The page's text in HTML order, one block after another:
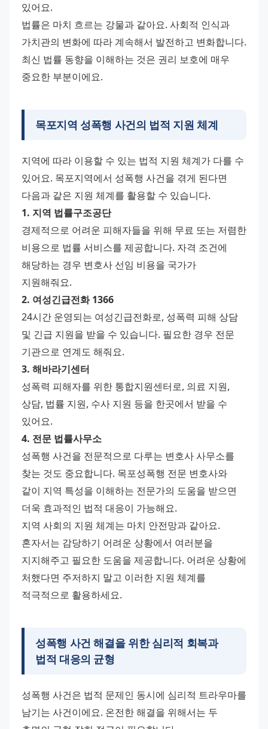
있어요.
법률은 마치 흐르는 강물과 같아요. 사회적 인식과
가치관의 변화에 따라 계속해서 발전하고 변화합니다.
최신 법률 동향을 이해하는 것은 권리 보호에 매우
중요한 부분이에요.
목포지역성폭행 사건의 법적 지원 체계
지역에 따라 이용할 수 있는 법적 지원 체계가 다를 수
있어요. 목포지역에서 성폭행 사건을 겪게 된다면
다음과 같은 지원 체계를 활용할 수 있습니다.
1. 지역 법률구조공단
경제적으로 어려운 피해자들을 위해 무료 또는 저렴한
비용으로 법률 서비스를 제공합니다. 자격 조건에
해당하는 경우 변호사 선임 비용을 국가가
지원해줘요.
2. 여성긴급전화 1366
24시간 운영되는 여성긴급전화로, 성폭력 피해 상담
및 긴급 지원을 받을 수 있습니다. 필요한 경우 전문
기관으로 연계도 해줘요.
3. 해바라기센터
성폭력 피해자를 위한 통합지원센터로, 의료 지원,
상담, 법률 지원, 수사 지원 등을 한곳에서 받을 수
있어요.
4. 전문 법률사무소
성폭행 사건을 전문적으로 다루는 변호사 사무소를
찾는 것도 중요합니다. 목포성폭행 전문 변호사와
같이 지역 특성을 이해하는 전문가의 도움을 받으면
더욱 효과적인 법적 대응이 가능해요.
지역 사회의 지원 체계는 마치 안전망과 같아요.
혼자서는 감당하기 어려운 상황에서 여러분을
지지해주고 필요한 도움을 제공합니다. 어려운 상황에
처했다면 주저하지 말고 이러한 지원 체계를
적극적으로 활용하세요.
성폭행 사건 해결을 위한심리적 회복과
법적 대응의 균형
성폭행 사건은 법적 문제인 동시에 심리적 트라우마를
남기는 사건이에요. 온전한 해결을 위해서는 두